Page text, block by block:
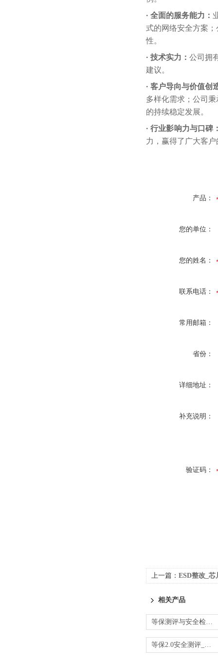
· 全面的服务能力：
式的网络安全方案
性。
· 技术实力： 公司拥
建议。
· 客户导向与价值创
多样化需求；公司
的持续稳定发展。
· 行业影响力与口碑
力，赢得了广大客
产品：
您的单位：
您的姓名：
联系电话：
常用邮箱：
省份：
详细地址：
补充说明：
验证码：
上一篇： ESD整改_芯
相关产品
等保测评与安全检测_边界防护与审计检查
等保2.0安全测评_安全计算环境与管理中心